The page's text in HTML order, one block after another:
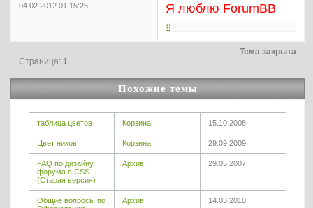
04.02.2012 01:15:25
Я люблю ForumBB
0
Тема закрыта
Страница: 1
Похожие темы
таблица цветов Корзина 15.10.2008
Цвет ников Корзина 29.09.2009
FAQ по дизайну
форума в CSS
(Старая версия)
Архив 29.05.2007
Общие вопросы по
Архив 14.03.2010